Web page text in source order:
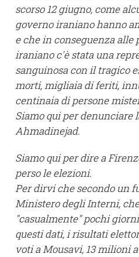
scorso 12 giugno, come
governo iraniano hanno
e che in conseguenza alle
iraniano c'è stata una
sanguinosa con il tragico
morti, migliaia di feriti,
centinaia di persone
Siamo qui per denunciare
Ahmadinejad.
Siamo qui per dire a
perso le elezioni.
Per dirvi che secondo un
Ministero degli Interni,
"casualmente" pochi
questi dati, i risultati
voti a Mousavi, 13 milioni